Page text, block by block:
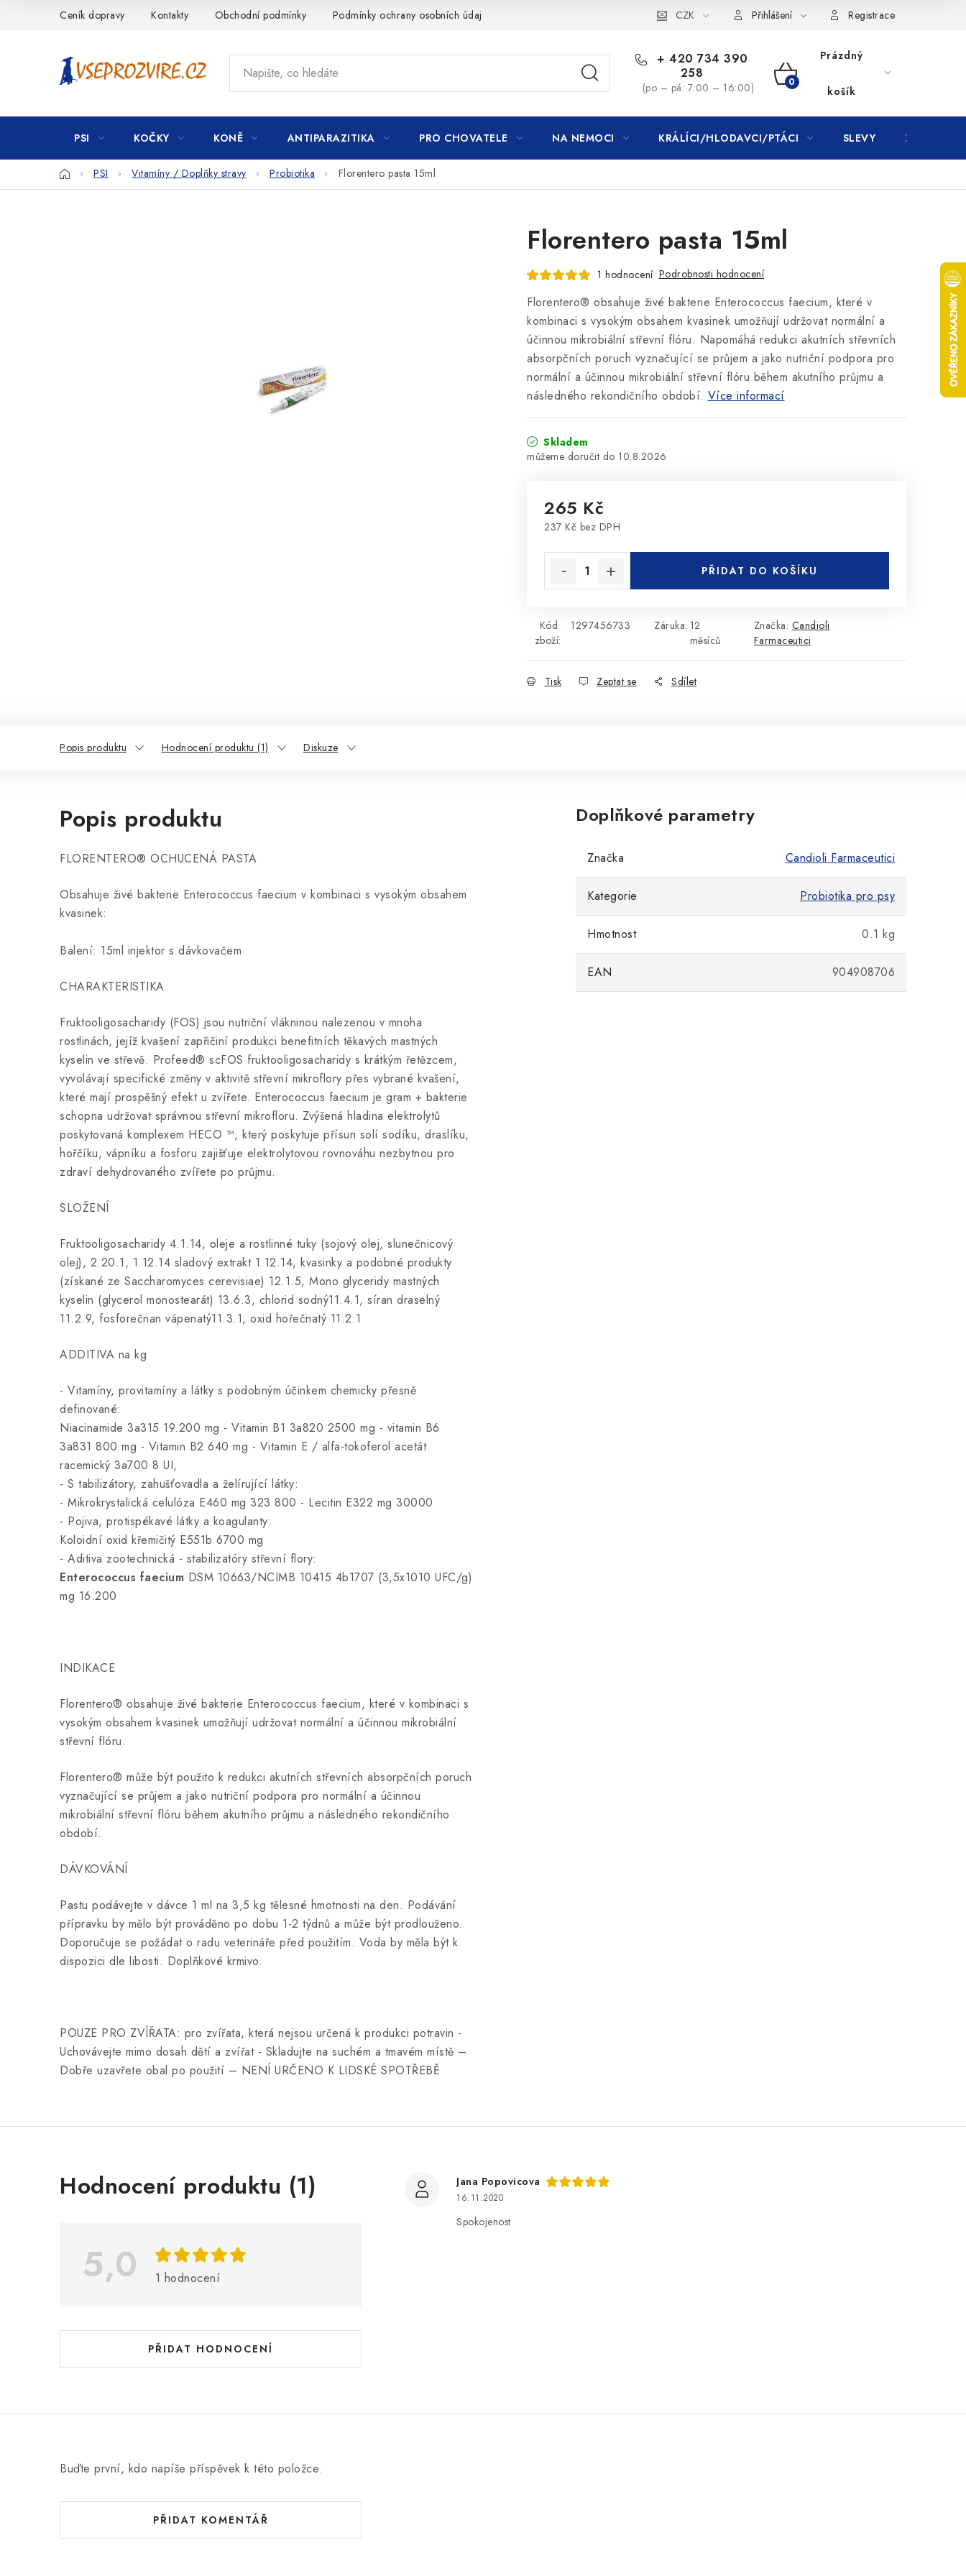
Ceník dopravy Kontakty Obchodní podmínky Podmínky ochrany osobních údajů CZK Přihlášení Registrace
+ 420 734 390
258
(po – pá: 7:00 – 16:00)
NÁKUPNÍ
KOŠÍK
Prázdný
košík
PSI KOČKY KONĚ ANTIPARAZITIKA PRO CHOVATELE NA NEMOCI KRÁLÍCI/HLODAVCI/PTÁCI SLEVY ZNAČKY
DomůPSI Vitamíny / Doplňky stravy Probiotika Florentero pasta 15ml
Florentero pasta 15ml
1 hodnocení Podrobnosti hodnocení
Florentero® obsahuje živé bakterie Enterococcus faecium, které v
kombinaci s vysokým obsahem kvasinek umožňují udržovat normální a
účinnou mikrobiální střevní flóru. Napomáhá redukci akutních střevních
absorpčních poruch vyznačující se průjem a jako nutriční podpora pro
normální a účinnou mikrobiální střevní flóru během akutního průjmu a
následného rekondičního období. Více informací
Skladem
10.8.2026
265 Kč
237 Kč bez DPH
PŘIDAT DO KOŠÍKU
Kód
zboží:
1297456733 Záruka: 12
měsíců
Značka: Candioli
Farmaceutici
Tisk Zeptat se Sdílet
Popis produktu Hodnocení produktu (1) Diskuze
Popis produktu
FLORENTERO® OCHUCENÁ PASTA
Obsahuje živé bakterie Enterococcus faecium v kombinaci s vysokým obsahem
kvasinek:
Balení: 15ml injektor s dávkovačem
CHARAKTERISTIKA
Fruktooligosacharidy (FOS) jsou nutriční vlákninou nalezenou v mnoha
rostlinách, jejíž kvašení zapřičiní produkci benefitních těkavých mastných
kyselin ve střevě. Profeed® scFOS fruktooligosacharidy s krátkým řetězcem,
vyvolávají specifické změny v aktivitě střevní mikroflory přes vybrané kvašení,
které mají prospěšný efekt u zvířete. Enterococcus faecium je gram + bakterie
schopna udržovat správnou střevní mikrofloru. Zvýšená hladina elektrolytů
poskytovaná komplexem HECO ™, který poskytuje přísun solí sodíku, draslíku,
hořčíku, vápníku a fosforu zajišťuje elektrolytovou rovnováhu nezbytnou pro
zdraví dehydrovaného zvířete po průjmu.
SLOŽENÍ
Fruktooligosacharidy 4.1.14, oleje a rostlinné tuky (sojový olej, slunečnicový
olej), 2.20.1, 1.12.14 sladový extrakt 1.12.14, kvasinky a podobné produkty
(získané ze Saccharomyces cerevisiae) 12.1.5, Mono glyceridy mastných
kyselin (glycerol monostearát) 13.6.3, chlorid sodný11.4.1, síran draselný
11.2.9, fosforečnan vápenatý11.3.1, oxid hořečnatý 11.2.1
ADDITIVA na kg
- Vitamíny, provitamíny a látky s podobným účinkem chemicky přesně
definované:
Niacinamide 3a315 19.200 mg - Vitamin B1 3a820 2500 mg - vitamin B6
3a831 800 mg - Vitamin B2 640 mg - Vitamin E / alfa-tokoferol acetát
racemický 3a700 8 UI,
- S tabilizátory, zahušťovadla a želírující látky:
- Mikrokrystalická celulóza E460 mg 323 800 - Lecitin E322 mg 30000
- Pojiva, protispékavé látky a koagulanty:
Koloidní oxid křemičitý E551b 6700 mg
- Aditiva zootechnická - stabilizatóry střevní flory:
Enterococcus faecium DSM 10663/NCIMB 10415 4b1707 (3,5x1010 UFC/g)
mg 16.200
INDIKACE
Florentero® obsahuje živé bakterie Enterococcus faecium, které v kombinaci s
vysokým obsahem kvasinek umožňují udržovat normální a účinnou mikrobiální
střevní flóru.
Florentero® může být použito k redukci akutních střevních absorpčních poruch
vyznačující se průjem a jako nutriční podpora pro normální a účinnou
mikrobiální střevní flóru během akutního průjmu a následného rekondičního
období.
DÁVKOVÁNÍ
Pastu podávejte v dávce 1 ml na 3,5 kg tělesné hmotnosti na den. Podávání
přípravku by mělo být prováděno po dobu 1-2 týdnů a může být prodlouženo.
Doporučuje se požádat o radu veterináře před použitím. Voda by měla být k
dispozici dle libosti. Doplňkové krmivo.
POUZE PRO ZVÍŘATA: pro zvířata, která nejsou určená k produkci potravin -
Uchovávejte mimo dosah dětí a zvířat - Skladujte na suchém a tmavém místě –
Dobře uzavřete obal po použití – NENÍ URČENO K LIDSKÉ SPOTŘEBĚ
Doplňkové parametry
Značka Candioli Farmaceutici
Kategorie Probiotika pro psy
Hmotnost 0.1 kg
EAN 904908706
Hodnocení produktu (1)
5,0 1 hodnocení
PŘIDAT HODNOCENÍ
V
o
n
c
n
Jana Popovicova
16.11.2020
Spokojenost
Buďte první, kdo napíše příspěvek k této položce.
PŘIDAT KOMENTÁŘ